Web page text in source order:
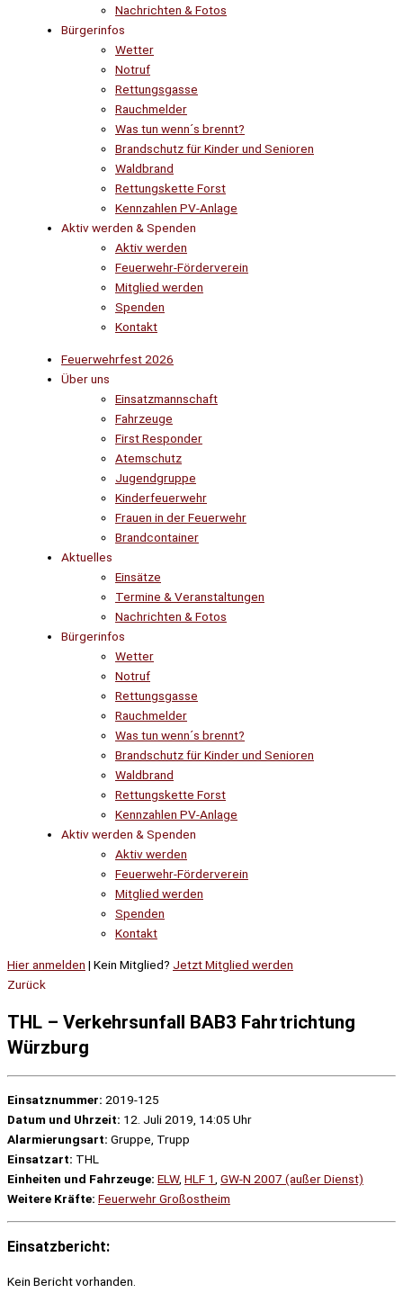
Nachrichten & Fotos
Bürgerinfos
Wetter
Notruf
Rettungsgasse
Rauchmelder
Was tun wenn´s brennt?
Brandschutz für Kinder und Senioren
Waldbrand
Rettungskette Forst
Kennzahlen PV-Anlage
Aktiv werden & Spenden
Aktiv werden
Feuerwehr-Förderverein
Mitglied werden
Spenden
Kontakt
Feuerwehrfest 2026
Über uns
Einsatzmannschaft
Fahrzeuge
First Responder
Atemschutz
Jugendgruppe
Kinderfeuerwehr
Frauen in der Feuerwehr
Brandcontainer
Aktuelles
Einsätze
Termine & Veranstaltungen
Nachrichten & Fotos
Bürgerinfos
Wetter
Notruf
Rettungsgasse
Rauchmelder
Was tun wenn´s brennt?
Brandschutz für Kinder und Senioren
Waldbrand
Rettungskette Forst
Kennzahlen PV-Anlage
Aktiv werden & Spenden
Aktiv werden
Feuerwehr-Förderverein
Mitglied werden
Spenden
Kontakt
Hier anmelden | Kein Mitglied? Jetzt Mitglied werden
Zurück
THL – Verkehrsunfall BAB3 Fahrtrichtung
Würzburg
Einsatznummer: 2019-125
Datum und Uhrzeit: 12. Juli 2019, 14:05 Uhr
Alarmierungsart: Gruppe, Trupp
Einsatzart: THL
Einheiten und Fahrzeuge: ELW, HLF 1 GW-N 2007 (außer Dienst)
Weitere Kräfte: Feuerwehr Großostheim
Einsatzbericht:
Kein Bericht vorhanden.